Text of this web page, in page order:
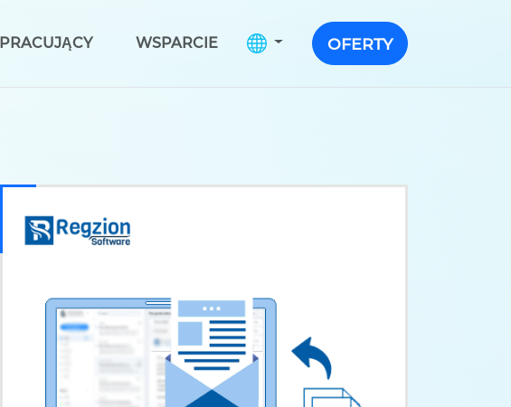
PRACUJĄCY WSPARCIE OFERTY